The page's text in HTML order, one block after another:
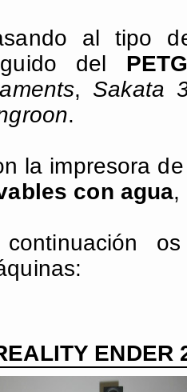
al tipo
del
, Sakata
.
la impresora
con agua,
ENDER